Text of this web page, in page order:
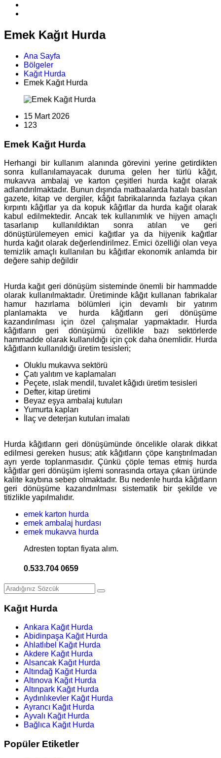
Emek Kağıt Hurda
Ana Sayfa
Bölgeler
Kağıt Hurda
Emek Kağıt Hurda
15 Mart 2026
123
Emek Kağıt Hurda
Herhangi bir kullanım alanında görevini yerine getirdikten
sonra kullanılamayacak duruma gelen her türlü kâğıt,
mukavva ambalaj ve karton çeşitleri hurda kağıt olarak
adlandırılmaktadır. Bunun dışında matbaalarda hatalı basılan
gazete, kitap ve dergiler, kâğıt fabrikalarında fazlaya çıkan
kırpıntı kâğıtlar ya da kopuk kâğıtlar da hurda kağıt olarak
kabul edilmektedir. Ancak tek kullanımlık ve hijyen amaçlı
tasarlanıp kullanıldıktan sonra atılan ve geri
dönüştürülemeyen emici kağıtlar ya da hijyenik kağıtlar
hurda kağıt olarak değerlendirilmez. Emici özelliği olan veya
temizlik amaçlı kullanılan bu kâğıtlar ekonomik anlamda bir
değere sahip değildir
Hurda kağıt geri dönüşüm sisteminde önemli bir hammadde
olarak kullanılmaktadır. Üretiminde kâğıt kullanan fabrikalar
hamur hazırlama bölümleri için devamlı bir yatırım
planlamakta ve hurda kâğıtların geri dönüşüme
kazandırılması için özel çalışmalar yapmaktadır. Hurda
kâğıtların geri dönüşümü özellikle bazı sektörlerde
hammadde olarak kullanıldığı için çok daha önemlidir. Hurda
kâğıtların kullanıldığı üretim tesisleri;
Oluklu mukavva sektörü
Çatı yalıtım ve kaplamaları
Peçete, ıslak mendil, tuvalet kâğıdı üretim tesisleri
Defter, kitap üretimi
Beyaz eşya ambalaj kutuları
Yumurta kapları
İlaç ve deterjan kutuları imalatı
Hurda kâğıtların geri dönüşümünde öncelikle olarak dikkat
edilmesi gereken husus; atık kâğıtların çöpe karıştırılmadan
ayrı yerde toplanmasıdır. Çünkü çöple temas etmiş hurda
kâğıtlar geri dönüşüm işlemi sonrasında ortaya çıkan üründe
kalite kaybına sebep olmaktadır. Bu nedenle hurda kâğıtların
geri dönüşüme kazandırılması sistematik bir şekilde ve
titizlikle yapılmalıdır.
emek karton hurda
emek ambalaj hurdası
emek mukavva hurda
Adresten toptan fiyata alım.
0.533.704 0659
Kağıt Hurda
Ankara Kağıt Hurda
Abidinpaşa Kağıt Hurda
Ahlatlıbel Kağıt Hurda
Akdere Kağıt Hurda
Alsancak Kağıt Hurda
Altındağ Kağıt Hurda
Altınova Kağıt Hurda
Altınpark Kağıt Hurda
Aydınlıkevler Kağıt Hurda
Ayrancı Kağıt Hurda
Ayvalı Kağıt Hurda
Bağlıca Kağıt Hurda
Popüler Etiketler